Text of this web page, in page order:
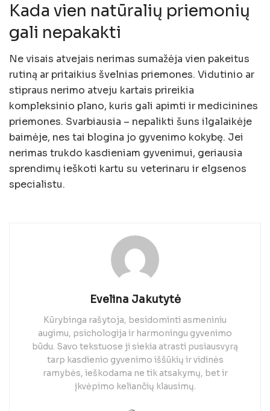
Kada vien natūralių priemonių
gali nepakakti
Ne visais atvejais nerimas sumažėja vien pakeitus
rutiną ar pritaikius švelnias priemones. Vidutinio ar
stipraus nerimo atveju kartais prireikia
kompleksinio plano, kuris gali apimti ir medicinines
priemones. Svarbiausia – nepalikti šuns ilgalaikėje
baimėje, nes tai blogina jo gyvenimo kokybę. Jei
nerimas trukdo kasdieniam gyvenimui, geriausia
sprendimų ieškoti kartu su veterinaru ir elgsenos
specialistu.
Evelina Jakutytė
Kūrybinga rašytoja, besidominti asmeniniu
augimu, psichologija ir harmoningu gyvenimo
būdu. Savo tekstuose ji siekia atrasti pusiausvyrą
tarp kasdienio gyvenimo iššūkių ir vidinės
ramybės, ieškodama ne tik atsakymų, bet ir
įkvėpimo keliančių klausimų.